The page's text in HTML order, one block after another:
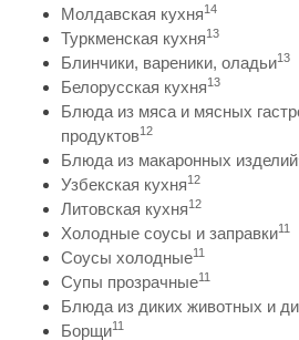
Молдавская кухня14
Туркменская кухня13
Блинчики, вареники, оладьи13
Белорусская кухня13
Блюда из мяса и мясных
продуктов12
Блюда из макаронных изделий
Узбекская кухня12
Литовская кухня12
Холодные соусы и заправки11
Соусы холодные11
Супы прозрачные11
Блюда из диких животных и
Борщи11